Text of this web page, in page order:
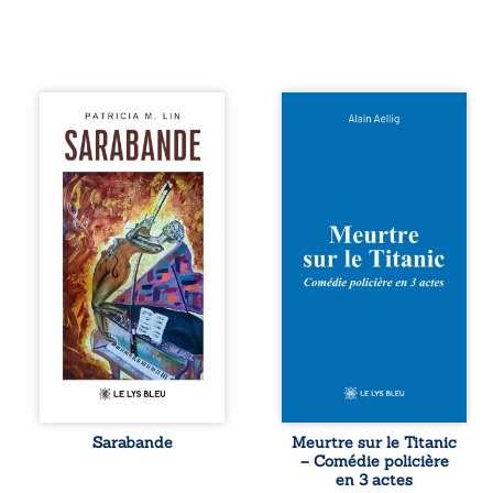
Aux chants
crépitants de l’été,
Sous le silence
ouaté de la neige
en hiver, Au cours
de nuits pâles,
Dans la clarté
bienveillante de la
lune, Rêves,
pensées, révoltes
et espoirs… Des
mots s’assemblent,
colorés, rebelles
aux règles de la
poésie, mais
chantant en
forment une
sarabande,
Sarabande
Et si le naufrage
en 1912, un
meurtre est
commis. Le drame
disparaît avec le
tard, la
l’épave fait
resurgir un secret
que l’on croyait
Meurtre sur le Titanic
– Comédie policière
en 3 actes